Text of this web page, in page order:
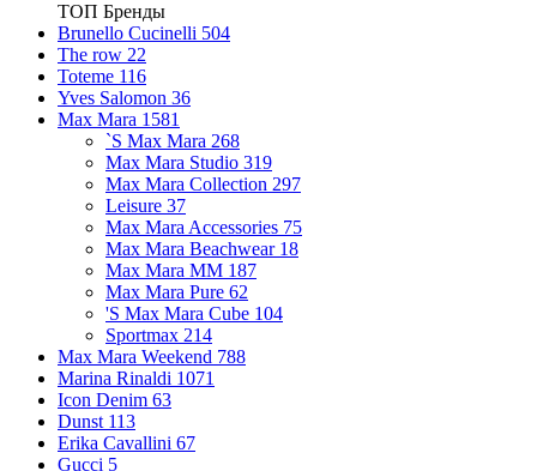
ТОП Бренды
Brunello Cucinelli 504
The row 22
Toteme 116
Yves Salomon 36
Max Mara 1581
`S Max Mara 268
Max Mara Studio 319
Max Mara Collection 297
Leisure 37
Max Mara Accessories 75
Max Mara Beachwear 18
Max Mara MM 187
Max Mara Pure 62
'S Max Mara Cube 104
Sportmax 214
Max Mara Weekend 788
Marina Rinaldi 1071
Icon Denim 63
Dunst 113
Erika Cavallini 67
Gucci 5